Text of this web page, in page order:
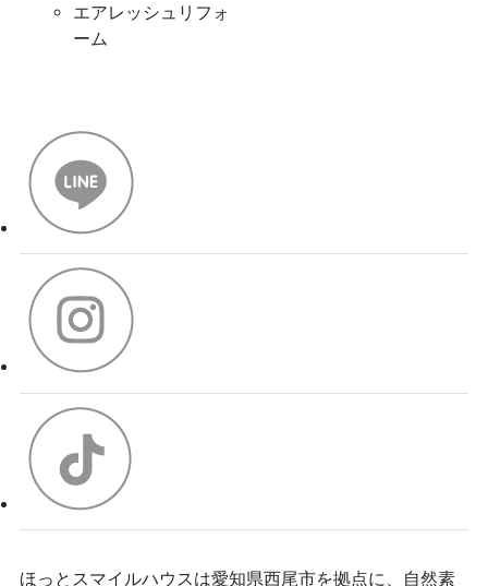
エアレッシュリフォ
ーム
ほっとスマイルハウスは愛知県西尾市を拠点に、自然素